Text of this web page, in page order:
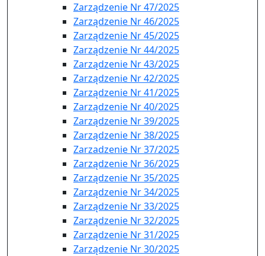
Zarządzenie Nr 47/2025
Zarządzenie Nr 46/2025
Zarządzenie Nr 45/2025
Zarządzenie Nr 44/2025
Zarządzenie Nr 43/2025
Zarządzenie Nr 42/2025
Zarządzenie Nr 41/2025
Zarządzenie Nr 40/2025
Zarządzenie Nr 39/2025
Zarządzenie Nr 38/2025
Zarzadzenie Nr 37/2025
Zarządzenie Nr 36/2025
Zarządzenie Nr 35/2025
Zarządzenie Nr 34/2025
Zarządzenie Nr 33/2025
Zarządzenie Nr 32/2025
Zarządzenie Nr 31/2025
Zarządzenie Nr 30/2025